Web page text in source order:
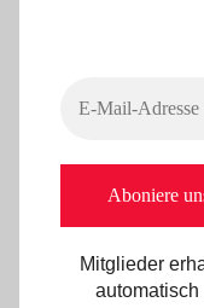
Mitglieder